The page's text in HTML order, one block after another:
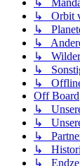
↳ Orbit
↳
↳
↳ Wilder
↳
↳
Off Board
↳
↳
↳
↳
↳